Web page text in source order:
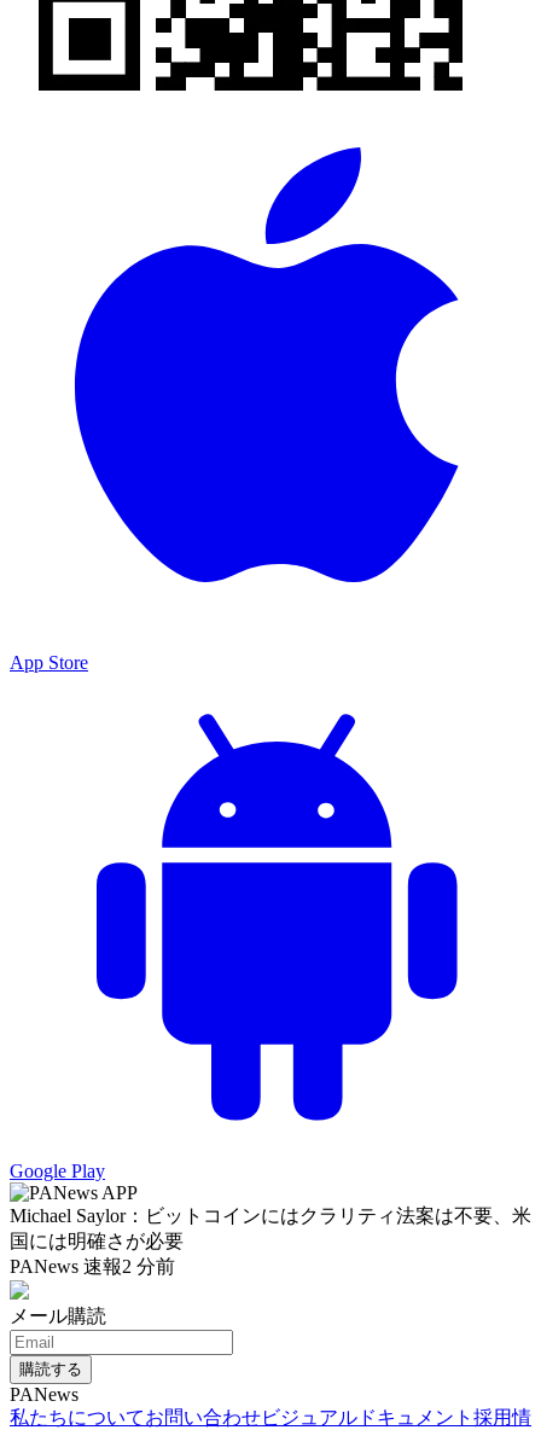
App Store
Google Play
Michael Saylor：ビットコインにはクラリティ法案は不要、米
国には明確さが必要
PANews 速報2 分前
メール購読
購読する
PANews
私たちについてお問い合わせビジュアルドキュメント 採用情